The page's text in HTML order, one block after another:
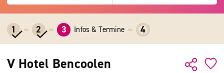
1 2 3 Infos & Termine 4
V Hotel Bencoolen